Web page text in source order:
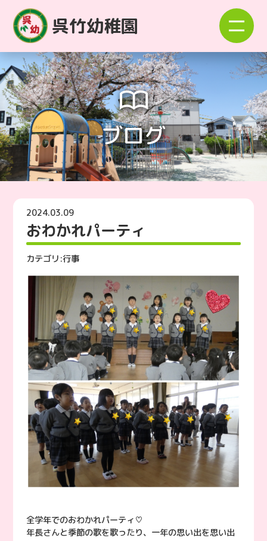
呉竹幼稚園
ブログ
2024.03.09
おわかれパーティ
カテゴリ:行事
全学年でのおわかれパーティ♡
年長さんと季節の歌を歌ったり、一年の思い出を思い出